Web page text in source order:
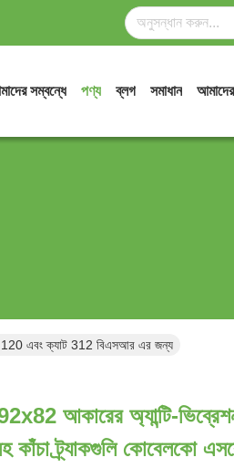
সম্বন্ধে পণ্য ব্লগ সমাধান
120 এবং ক্যাট 312 বিএসআর এর জন্য
আকারের অ্যান্টি-
কাঁচা ট্র্যাকগুলি কোবেলকো